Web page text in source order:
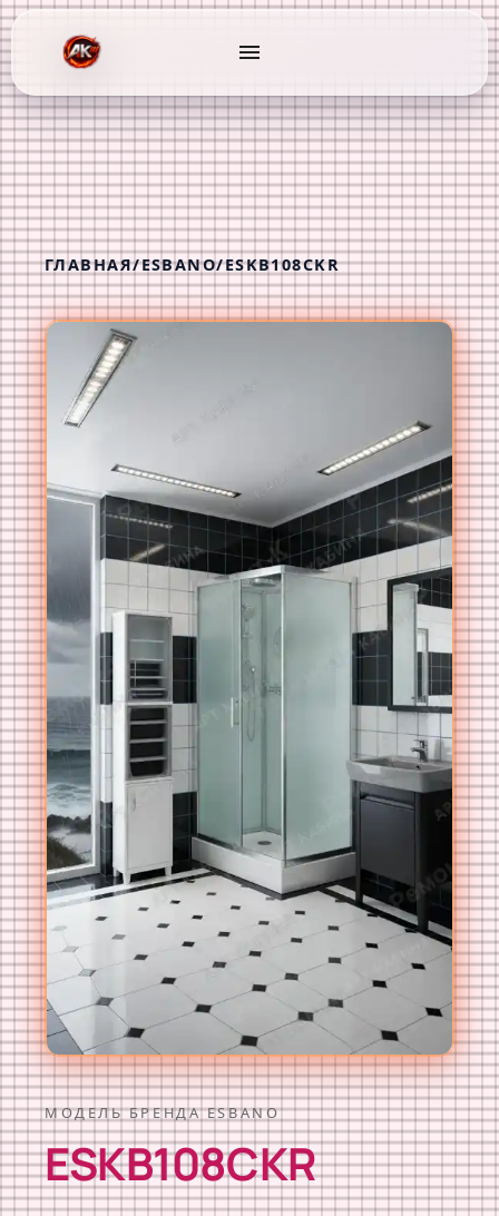
menu
ГЛАВНАЯ/ESBANO/ESKB108CKR
МОДЕЛЬ БРЕНДА ESBANO
ESKB108CKR